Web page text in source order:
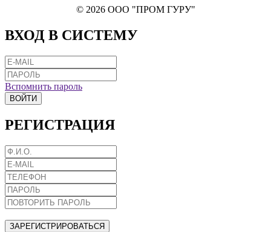
© 2026 ООО "ПРОМ ГУРУ"
ВХОД В СИСТЕМУ
Вспомнить пароль
ВОЙТИ
РЕГИСТРАЦИЯ
ЗАРЕГИСТРИРОВАТЬСЯ